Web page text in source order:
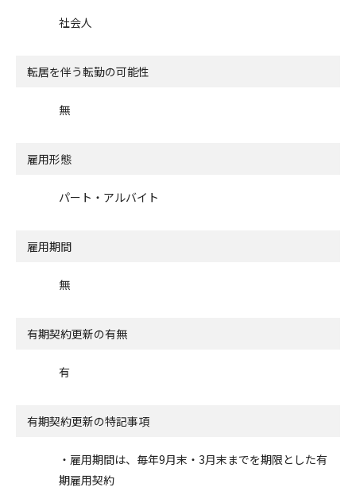
社会人
転居を伴う転勤の可能性
無
雇用形態
パート・アルバイト
雇用期間
無
有期契約更新の有無
有
有期契約更新の特記事項
・雇用期間は、毎年9月末・3月末までを期限とした有
期雇用契約